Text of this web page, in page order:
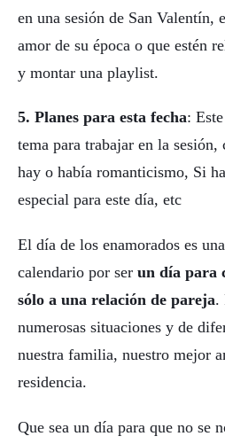
en una sesión de San Valentín,
amor de su época o que estén
y montar una playlist.
5. Planes para esta fecha:
tema para trabajar en la sesión,
hay o había romanticismo, Si
especial para este día, etc
El día de los enamorados es
calendario por ser un día para
sólo a una relación de pareja.
numerosas situaciones y de
nuestra familia, nuestro mejor
residencia.
Que sea un día para que no se